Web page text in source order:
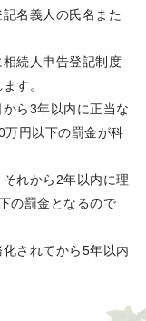
名義人の氏名また
続人申告登記制度
す。
ら3年以内に正当な
円以下の罰金が科
れから2年以内に理
の罰金となるので
されてから5年以内